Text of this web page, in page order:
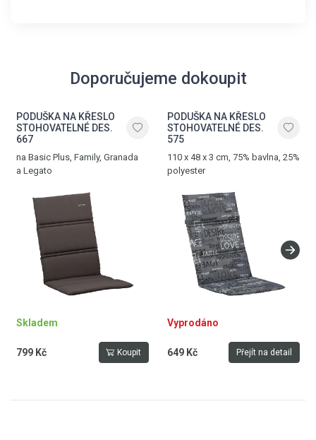
Doporučujeme dokoupit
PODUŠKA NA KŘESLO
STOHOVATELNÉ DES.
667
na Basic Plus, Family, Granada
a Legato
Skladem
799 Kč Koupit
PODUŠKA NA KŘESLO
STOHOVATELNÉ DES.
575
110 x 48 x 3 cm, 75% bavlna, 25%
polyester
Vyprodáno
649 Kč Přejít na detail